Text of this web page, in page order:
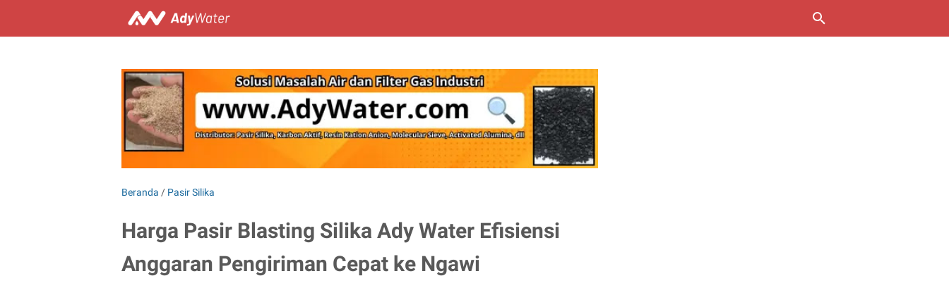
Beranda / Pasir Silika
Harga Pasir Blasting Silika Ady Water Efisiensi
Anggaran Pengiriman Cepat ke Ngawi